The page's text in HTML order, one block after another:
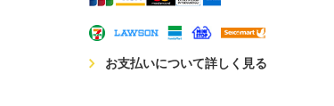
お支払いについて詳しく見る